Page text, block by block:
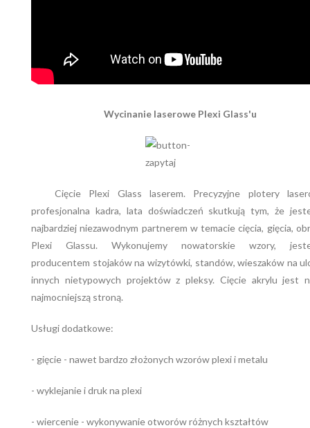
Wycinanie laserowe Plexi Glass'u
Cięcie Plexi Glass laserem. Precyzyjne plotery
profesjonalna kadra, lata doświadczeń skutkują tym, że
najbardziej niezawodnym partnerem w temacie cięcia, gięcia,
Plexi Glassu. Wykonujemy nowatorskie wzory,
producentem stojaków na wizytówki, standów, wieszaków na
innych nietypowych projektów z pleksy. Cięcie akrylu jest
najmocniejszą stroną.
Usługi dodatkowe:
- gięcie - nawet bardzo złożonych wzorów plexi i metalu
- wyklejanie i druk na plexi
- wiercenie - wykonywanie otworów różnych kształtów